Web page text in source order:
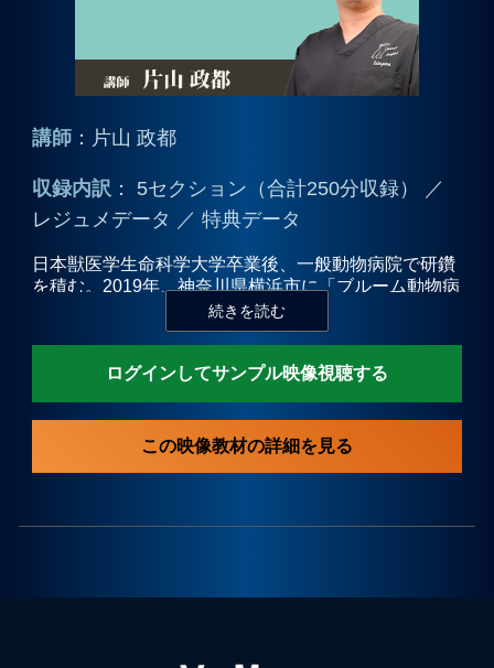
プライバシーポリシー
お問合せ
講師 ：片山 政都
収録内訳 ： 5セクション（合計250分収録） ／
レジュメデータ ／ 特典データ
日本獣医学生命科学大学卒業後、一般動物病院で研鑽
を積む。2019年、神奈川県横浜市に「ブルーム動物病
院」開設。「不治の病」と言われてきたFIP（猫伝染
性腹膜炎）を専門とする数少ないドクターであり、こ
の8割は完治できる」ことを多くの獣医師に伝えるた
っている。
ログインしてサンプル映像視聴する
この映像教材の詳細を見る